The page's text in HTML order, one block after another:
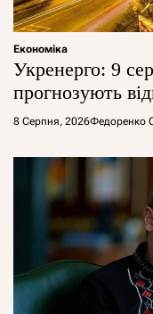
Економіка
Укренерго: 9
прогнозують
8 Серпня, 2026Федоренко